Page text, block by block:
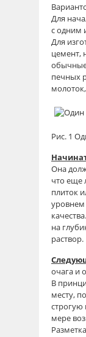
Для
с одним
Для
цемент,
печных
Рис. 1
Она
что еще
плиток
на
раствор.
очага и
В
месту,
строгую
мере